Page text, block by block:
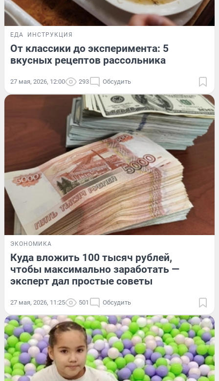
ЕДА ИНСТРУКЦИЯ
От классики до эксперимента: 5
вкусных рецептов рассольника
27 мая, 2026, 12:00 293 Обсудить
ЭКОНОМИКА
Куда вложить 100 тысяч рублей,
чтобы максимально заработать —
эксперт дал простые советы
27 мая, 2026, 11:25 501 Обсудить